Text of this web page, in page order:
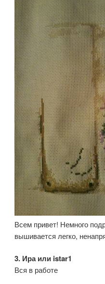
Всем привет! Немного
вышивается легко,
3. Ира или istar1
Вся в работе